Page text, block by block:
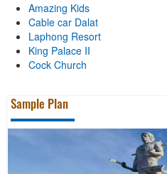
Amazing Kids
Cable car Dalat
Laphong Resort
King Palace II
Cock Church
Sample Plan